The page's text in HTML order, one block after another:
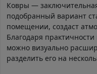
Ковры —
подобранный вариант
помещении, создаст
Благодаря
можно визуально
разделить его на